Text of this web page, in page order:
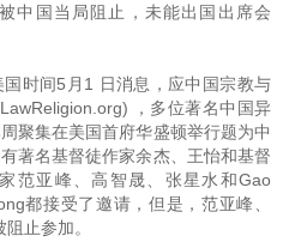
中国当局阻止，未能出国出席会
时间5月1 日消息，应中国宗教与
，多位著名中国异
聚集在美国首府华盛顿举行题为中
著名基督徒作家余杰、王怡和基督
范亚峰、高智晟、张星水和Gao
都接受了邀请，但是，范亚峰、
止参加。